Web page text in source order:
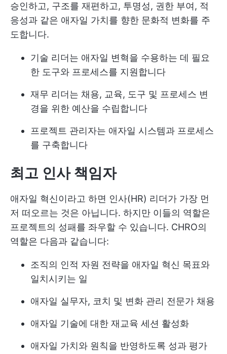
승인하고, 구조를 재편하고, 투명성, 권한 부여, 적
응성과 같은 애자일 가치를 향한 문화적 변화를 주
도합니다.
기술 리더는 애자일 변혁을 수용하는 데 필요
한 도구와 프로세스를 지원합니다
재무 리더는 채용, 교육, 도구 및 프로세스 변
경을 위한 예산을 수립합니다
프로젝트 관리자는 애자일 시스템과 프로세스
를 구축합니다
최고 인사 책임자
애자일 혁신이라고 하면 인사(HR) 리더가 가장 먼
저 떠오르는 것은 아닙니다. 하지만 이들의 역할은
프로젝트의 성패를 좌우할 수 있습니다. CHRO의
역할은 다음과 같습니다:
조직의 인적 자원 전략을 애자일 혁신 목표와
일치시키는 일
애자일 실무자, 코치 및 변화 관리 전문가 채용
애자일 기술에 대한 재교육 세션 활성화
애자일 가치와 원칙을 반영하도록 성과 평가